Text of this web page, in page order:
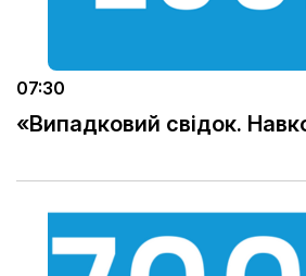
07:30
«Випадковий свідок.